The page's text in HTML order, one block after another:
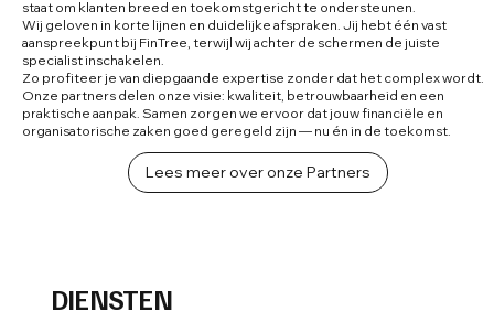
DIENSTEN
staat om klanten breed en toekomstgericht te ondersteunen.
Wij geloven in korte lijnen en duidelijke afspraken. Jij hebt één vast
aanspreekpunt bij FinTree, terwijl wij achter de schermen de juiste
specialist inschakelen.
Zo profiteer je van diepgaande expertise zonder dat het complex wordt.
Onze partners delen onze visie: kwaliteit, betrouwbaarheid en een
praktische aanpak. Samen zorgen we ervoor dat jouw financiële en
organisatorische zaken goed geregeld zijn — nu én in de toekomst.
Lees meer over onze Partners